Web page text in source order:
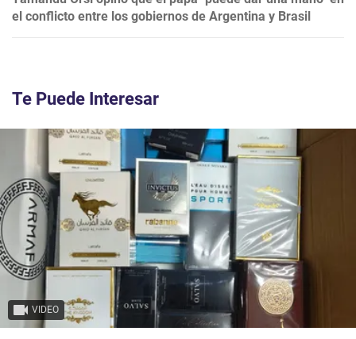
el conflicto entre los gobiernos de Argentina y Brasil
Te Puede Interesar
VIDEO